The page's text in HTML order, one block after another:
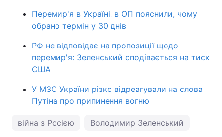
Перемир'я в Україні: в ОП пояснили, чому
обрано термін у 30 днів
РФ не відповідає на пропозиції щодо
перемир'я: Зеленський сподівається на тиск
США
У МЗС України різко відреагували на слова
Путіна про припинення вогню
війна з Росією Володимир Зеленський